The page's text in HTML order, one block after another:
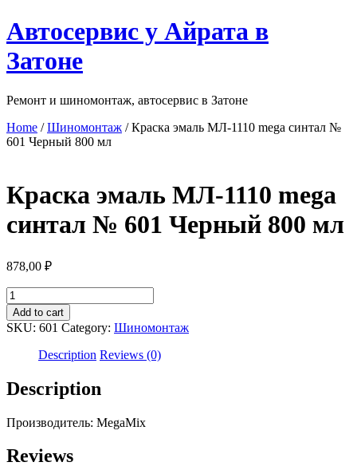
Перейти
к
содержимому
Автосервис у Айрата в
Затоне
Ремонт и шиномонтаж, автосервис в Затоне
Home /Шиномонтаж / Краска эмаль МЛ-1110 mega синтал №
601 Черный 800 мл
Краска эмаль МЛ-1110 mega
синтал № 601 Черный 800 мл
878,00 ₽
Краска
эмаль
МЛ-1110
mega
синтал
601
Черный
мл
Add to cart
SKU: 601 Category: Шиномонтаж
Description Reviews (0)
Description
Производитель: MegaMix
Reviews